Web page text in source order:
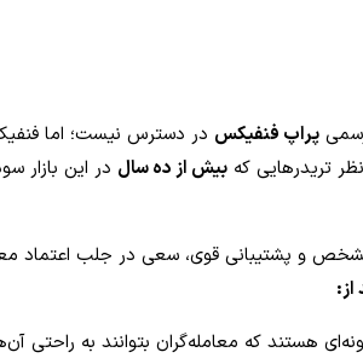
پراپ فنفیکس در دسترس نیست؛ اما
تریدرهایی که بیش از ده سال در این بازار
و پشتیبانی قوی، سعی در جلب اعتماد
هستند که معامله‌گران بتوانند به‌ راحتی